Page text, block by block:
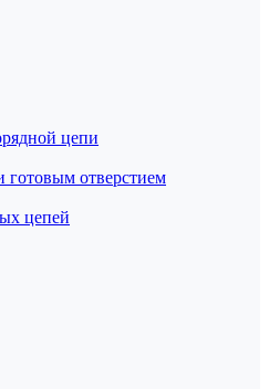
цепи
готовым отверстием
цепей